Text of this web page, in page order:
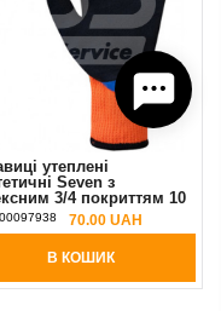
утеплені
Seven з
3/4 покриттям 10
00097938 70.00 UAH
В КОШИК